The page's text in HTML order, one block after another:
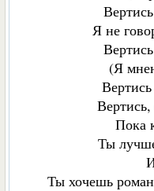
Я не
(Я
Вертись,
Пока
Ты
Ты хочешь